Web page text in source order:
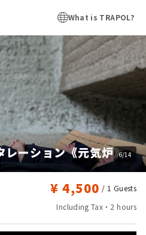
What is TRAPOL?
レーション《元気炉》6/14
¥ 4,500 / 1 Guests
Including Tax・2 hours